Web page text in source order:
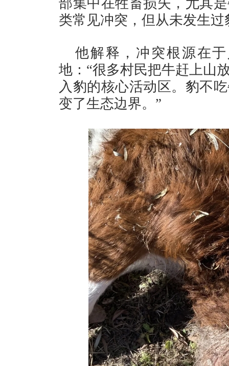
部集中在牲畜损失，尤其
类常见冲突，但从未发生
他解释，冲突根源在
地：“很多村民把牛赶上山
入豹的核心活动区。豹不
变了生态边界。”